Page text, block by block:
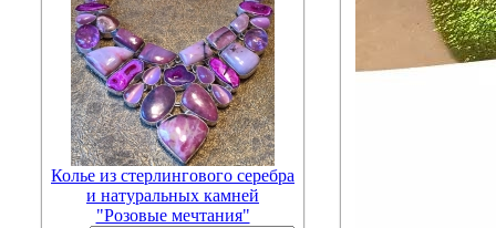
Колье из стерлингового серебра
и натуральных камней
"Розовые мечтания"